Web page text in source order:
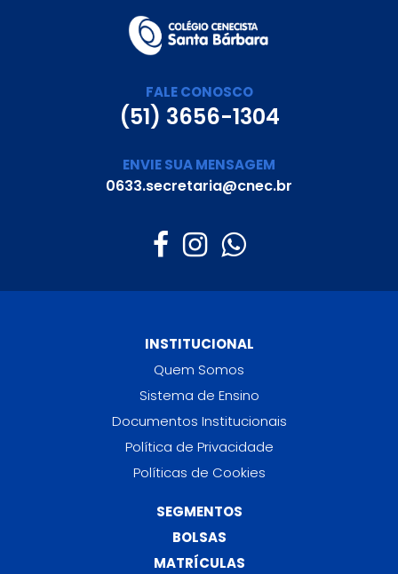
FALE CONOSCO
(51) 3656-1304
ENVIE SUA MENSAGEM
0633.secretaria@cnec.br
INSTITUCIONAL
Quem Somos
Sistema de Ensino
Documentos Institucionais
Política de Privacidade
Políticas de Cookies
SEGMENTOS
BOLSAS
MATRÍCULAS